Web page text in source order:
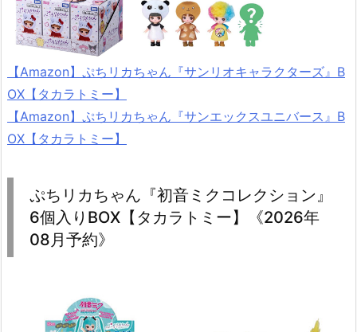
【Amazon】ぷちリカちゃん『サンリオキャラクターズ』B
OX【タカラトミー】
【Amazon】ぷちリカちゃん『サンエックスユニバース』B
OX【タカラトミー】
ぷちリカちゃん『初音ミクコレクション』
6個入りBOX【タカラトミー】《2026年
08月予約》